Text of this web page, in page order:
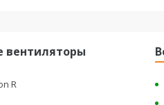
вентиляторы
R